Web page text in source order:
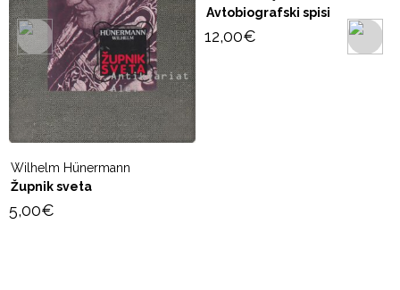
Wilhelm Hünermann
Župnik sveta
€
Avtobiografski spisi
12,00€